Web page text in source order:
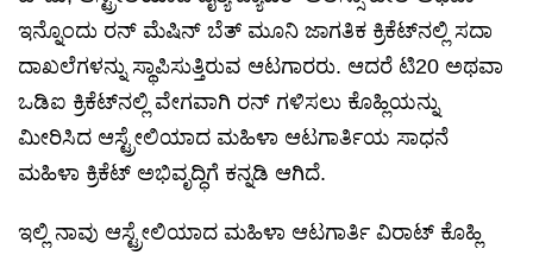
ಇನ್ನೊಂದು ರನ್ ಮೆಷಿನ್ ಬೆತ್ ಮೂನಿ ಜಾಗತಿಕ ಕ್ರಿಕೆಟ್‌ನಲ್ಲಿ ಸದಾ
ದಾಖಲೆಗಳನ್ನು ಸ್ಥಾಪಿಸುತ್ತಿರುವ ಆಟಗಾರರು. ಆದರೆ ಟಿ20 ಅಥವಾ
ಒಡಿಐ ಕ್ರಿಕೆಟ್‌ನಲ್ಲಿ ವೇಗವಾಗಿ ರನ್ ಗಳಿಸಲು ಕೊಹ್ಲಿಯನ್ನು
ಮೀರಿಸಿದ ಆಸ್ಟ್ರೇಲಿಯಾದ ಮಹಿಳಾ ಆಟಗಾರ್ತಿಯ ಸಾಧನೆ
ಮಹಿಳಾ ಕ್ರಿಕೆಟ್ ಅಭಿವೃದ್ಧಿಗೆ ಕನ್ನಡಿ ಆಗಿದೆ.
ಇಲ್ಲಿ ನಾವು ಆಸ್ಟ್ರೇಲಿಯಾದ ಮಹಿಳಾ ಆಟಗಾರ್ತಿ ವಿರಾಟ್ ಕೊಹ್ಲಿ